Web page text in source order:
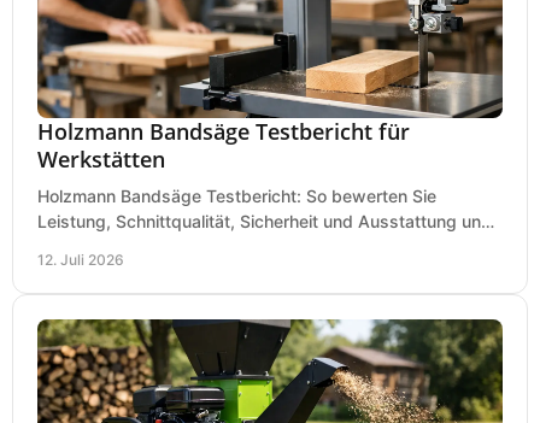
Holzmann Bandsäge Testbericht für
Werkstätten
Holzmann Bandsäge Testbericht: So bewerten Sie
Leistung, Schnittqualität, Sicherheit und Ausstattung und
12. Juli 2026